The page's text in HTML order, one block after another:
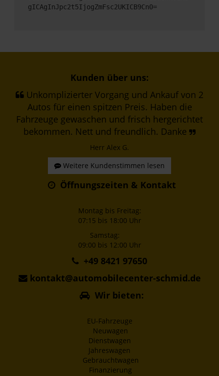
gICAgInJpc2t5IjogZmFsc2UKICB9Cn0=
Kunden über uns:
Unkomplizierter Vorgang und Ankauf von 2
Autos für einen spitzen Preis. Haben die
Fahrzeuge gewaschen und frisch hergerichtet
bekommen. Nett und freundlich. Danke
Herr Alex G.
Weitere Kundenstimmen lesen
Öffnungszeiten & Kontakt
Montag bis Freitag:
07:15 bis 18:00 Uhr
Samstag:
09:00 bis 12:00 Uhr
+49 8421 97650
kontakt@automobilecenter-schmid.de
Wir bieten:
EU-Fahrzeuge
Neuwagen
Dienstwagen
Jahreswagen
Gebrauchtwagen
Finanzierung